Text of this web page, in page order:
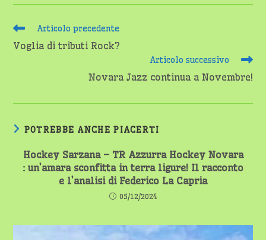
Leggi
articoli
Articolo precedente
Voglia di tributi Rock?
Articolo successivo
Novara Jazz continua a Novembre!
POTREBBE ANCHE PIACERTI
Hockey Sarzana – TR Azzurra Hockey Novara
: un’amara sconfitta in terra ligure! Il racconto
e l’analisi di Federico La Capria
05/12/2024